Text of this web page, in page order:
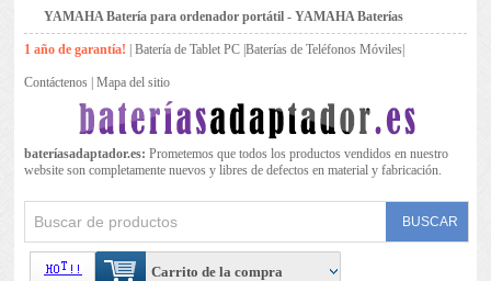
YAMAHA Batería para ordenador portátil - YAMAHA Baterías
1 año de garantía! |Batería de Tablet PC |Baterías de Teléfonos Móviles
Contáctenos |Mapa del sitio
bateríasadaptador.es: Prometemos que todos los productos vendidos en nuestro
website son completamente nuevos y libres de defectos en material y fabricación.
Carrito de la compra